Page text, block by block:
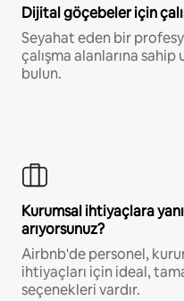
Dijital göçebeler için
Seyahat eden bir
çalışma alanlarına
bulun.
Kurumsal ihtiyaçlara
arıyorsunuz?
Airbnb'de personel,
ihtiyaçları için ideal,
seçenekleri vardır.